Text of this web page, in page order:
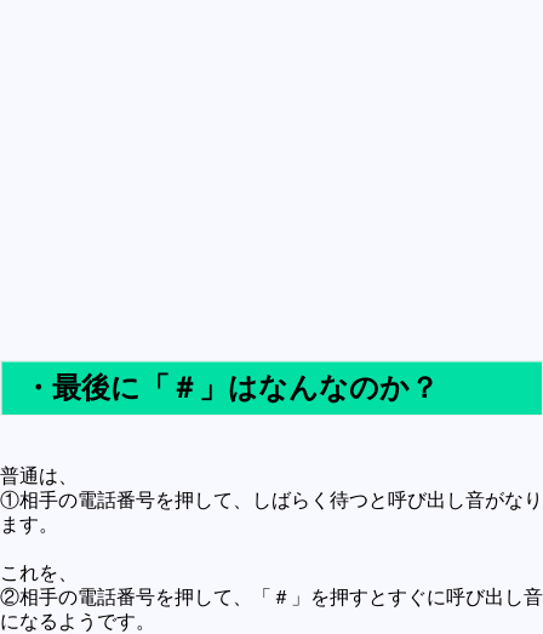
自然
地理とか
宇宙とか地球
ハイテク・デジタルとか
趣味
未確認
・最後に「＃」はなんなのか？
普通は、
①相手の電話番号を押して、しばらく待つと呼び出し音がなり
ます。
これを、
②相手の電話番号を押して、「＃」を押すとすぐに呼び出し音
になるようです。